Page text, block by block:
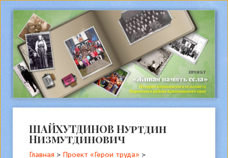
ШАЙХУТДИНОВ Нуртдин
Низмутдинович
Главная > Проект «Герои труда» >